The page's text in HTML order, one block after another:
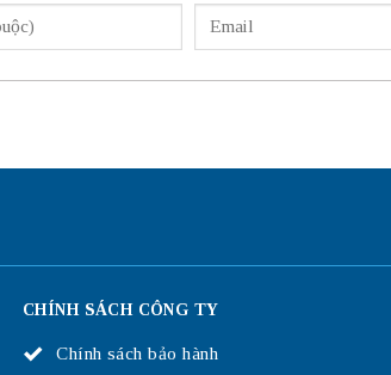
CHÍNH SÁCH CÔNG TY
Chính sách bảo hành